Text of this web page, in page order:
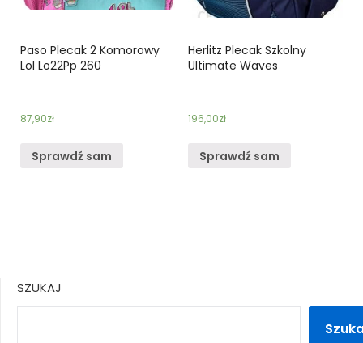
Paso Plecak 2 Komorowy
Lol Lo22Pp 260
87,90zł
Sprawdź sam
Herlitz Plecak Szkolny
Ultimate Waves
196,00zł
Sprawdź sam
SZUKAJ